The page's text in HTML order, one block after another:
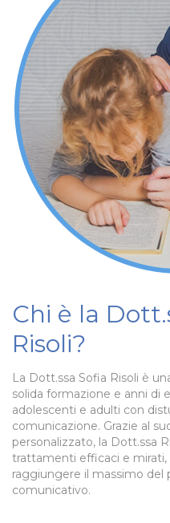
Chi è la
Risoli?
La Dott.ssa Sofia Risoli è
solida formazione e anni di
adolescenti e adulti con
comunicazione. Grazie al
personalizzato, la Dott.ssa
trattamenti efficaci e
raggiungere il massimo del
comunicativo.